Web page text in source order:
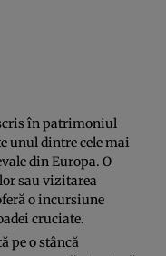
în patrimoniul
unul dintre cele mai
din Europa. O
sau vizitarea
o incursiune
cruciate.
pe o stâncă